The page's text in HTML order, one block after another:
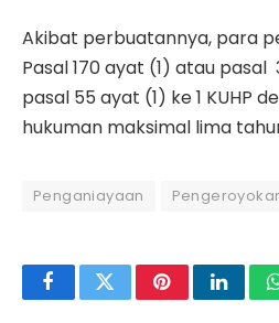
Akibat perbuatannya, para
Pasal 170 ayat (1) atau pasal
pasal 55 ayat (1) ke 1 KUHP
hukuman maksimal lima
Penganiayaan
FacebookTwitterPinterest